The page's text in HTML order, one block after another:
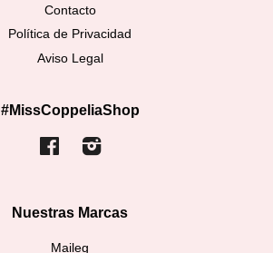
Contacto
Política de Privacidad
Aviso Legal
#MissCoppeliaShop
FacebookInstagram
Nuestras Marcas
Maileg